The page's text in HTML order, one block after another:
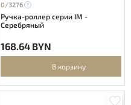
0/3276
Ручка-роллер серии IM -
Серебряный
168.64 BYN
В корзину